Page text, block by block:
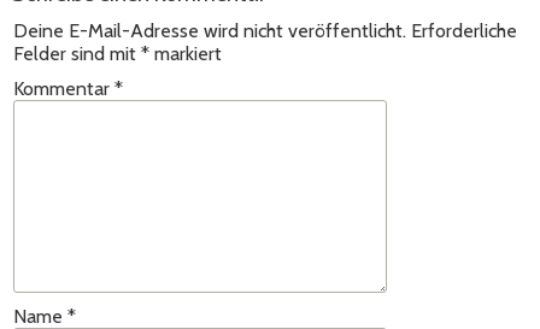
Deine E-Mail-Adresse wird nicht veröffentlicht. Erforderliche
Felder sind mit *markiert
Kommentar *
Name *